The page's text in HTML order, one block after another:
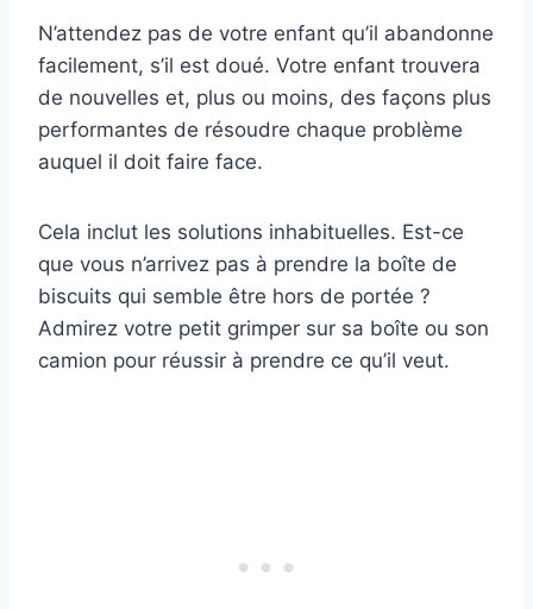
N’attendez pas de votre enfant qu’il abandonne
facilement, s’il est doué. Votre enfant trouvera
de nouvelles et, plus ou moins, des façons plus
performantes de résoudre chaque problème
auquel il doit faire face.
Cela inclut les solutions inhabituelles. Est-ce
que vous n’arrivez pas à prendre la boîte de
biscuits qui semble être hors de portée ?
Admirez votre petit grimper sur sa boîte ou son
camion pour réussir à prendre ce qu’il veut.